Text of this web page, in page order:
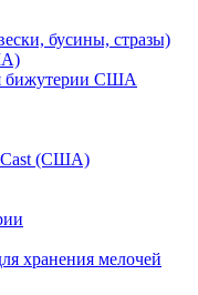
бусины, стразы)
бижутерии США
Cast (США)
хранения мелочей